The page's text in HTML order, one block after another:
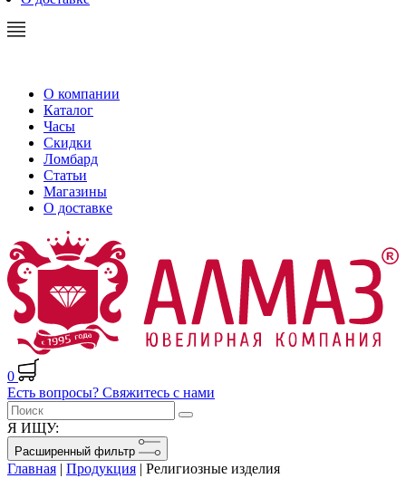
О компании
Каталог
Часы
Скидки
Ломбард
Статьи
Магазины
О доставке
0
Есть вопросы? Свяжитесь с нами
Я ИЩУ:
Расширенный фильтр
Главная | Продукция | Религиозные изделия